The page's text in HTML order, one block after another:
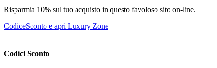
Risparmia 10% sul tuo acquisto in questo favoloso sito on-line.
CodiceSconto e apri Luxury Zone
Codici Sconto